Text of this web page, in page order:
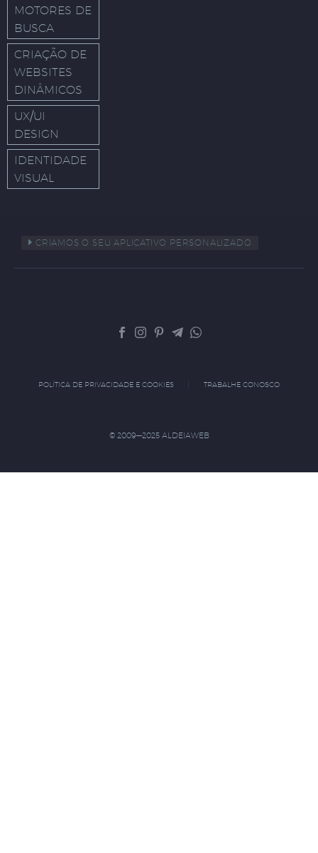
MOTORES DE
BUSCA
CRIAÇÃO DE
WEBSITES
DINÂMICOS
UX/UI
DESIGN
IDENTIDADE
VISUAL
CRIAMOS O SEU APLICATIVO PERSONALIZADO
POLÍTICA DE PRIVACIDADE E COOKIES TRABALHE CONOSCO
© 2009—2025 ALDEIAWEB